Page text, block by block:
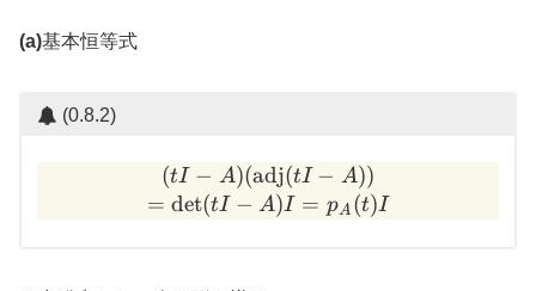
(a)基本恒等式
(0.8.2)
(t I - A)(\mathrm{adj}(t
(tI − A)(adj(tI − A))
= det(tI − A)I = pA (t)I